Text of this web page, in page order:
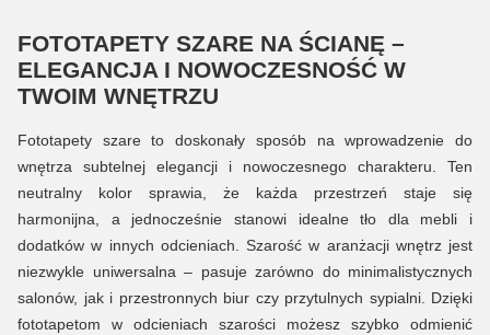
FOTOTAPETY SZARE NA ŚCIANĘ –
ELEGANCJA I NOWOCZESNOŚĆ W
TWOIM WNĘTRZU
Fototapety szare to doskonały sposób na wprowadzenie do
wnętrza subtelnej elegancji i nowoczesnego charakteru. Ten
neutralny kolor sprawia, że każda przestrzeń staje się
harmonijna, a jednocześnie stanowi idealne tło dla mebli i
dodatków w innych odcieniach. Szarość w aranżacji wnętrz jest
niezwykle uniwersalna – pasuje zarówno do minimalistycznych
salonów, jak i przestronnych biur czy przytulnych sypialni. Dzięki
fototapetom w odcieniach szarości możesz szybko odmienić